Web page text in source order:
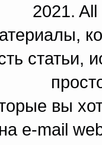
2021.
вы
e-mail